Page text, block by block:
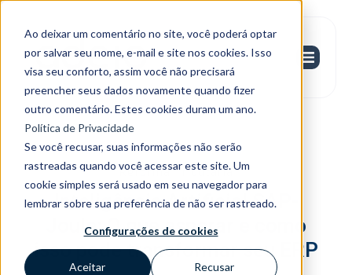
Ao deixar um comentário no site, você poderá optar
por salvar seu nome, e-mail e site nos cookies. Isso
visa seu conforto, assim você não precisará
preencher seus dados novamente quando fizer
outro comentário. Estes cookies duram um ano.
Política de Privacidade
Se você recusar, suas informações não serão
rastreadas quando você acessar este site. Um
cookie simples será usado em seu navegador para
lembrar sobre sua preferência de não ser rastreado.
Configurações de cookies
Aceitar Recusar
Reforma Tributária
Inteligência Artificial SAP-
Joule: O que esperar e como
isso pode transformar seu ERP